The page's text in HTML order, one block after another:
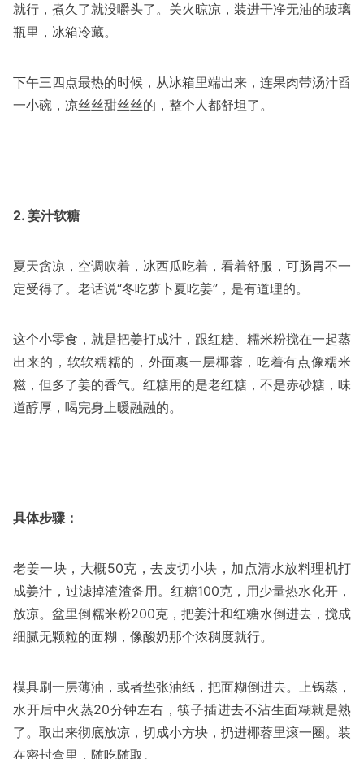
就行，煮久了就没嚼头了。关火晾凉，装进干净无油的玻璃
瓶里，冰箱冷藏。
下午三四点最热的时候，从冰箱里端出来，连果肉带汤汁舀
一小碗，凉丝丝甜丝丝的，整个人都舒坦了。
2. 姜汁软糖
夏天贪凉，空调吹着，冰西瓜吃着，看着舒服，可肠胃不一
定受得了。老话说“冬吃萝卜夏吃姜”，是有道理的。
这个小零食，就是把姜打成汁，跟红糖、糯米粉搅在一起蒸
出来的，软软糯糯的，外面裹一层椰蓉，吃着有点像糯米
糍，但多了姜的香气。红糖用的是老红糖，不是赤砂糖，味
道醇厚，喝完身上暖融融的。
具体步骤：
老姜一块，大概50克，去皮切小块，加点清水放料理机打
成姜汁，过滤掉渣渣备用。红糖100克，用少量热水化开，
放凉。盆里倒糯米粉200克，把姜汁和红糖水倒进去，搅成
细腻无颗粒的面糊，像酸奶那个浓稠度就行。
模具刷一层薄油，或者垫张油纸，把面糊倒进去。上锅蒸，
水开后中火蒸20分钟左右，筷子插进去不沾生面糊就是熟
了。取出来彻底放凉，切成小方块，扔进椰蓉里滚一圈。装
在密封盒里，随吃随取。